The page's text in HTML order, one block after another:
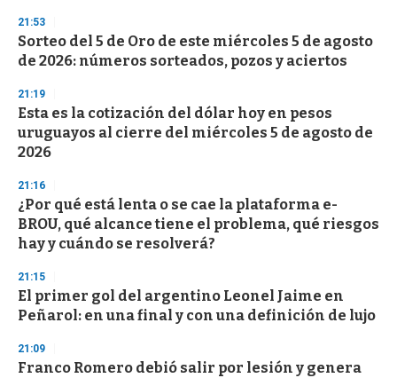
d
s
21:53
Sorteo del 5 de Oro de este miércoles 5 de agosto
de 2026: números sorteados, pozos y aciertos
21:19
Esta es la cotización del dólar hoy en pesos
uruguayos al cierre del miércoles 5 de agosto de
2026
21:16
¿Por qué está lenta o se cae la plataforma e-
BROU, qué alcance tiene el problema, qué riesgos
hay y cuándo se resolverá?
21:15
El primer gol del argentino Leonel Jaime en
Peñarol: en una final y con una definición de lujo
21:09
Franco Romero debió salir por lesión y genera